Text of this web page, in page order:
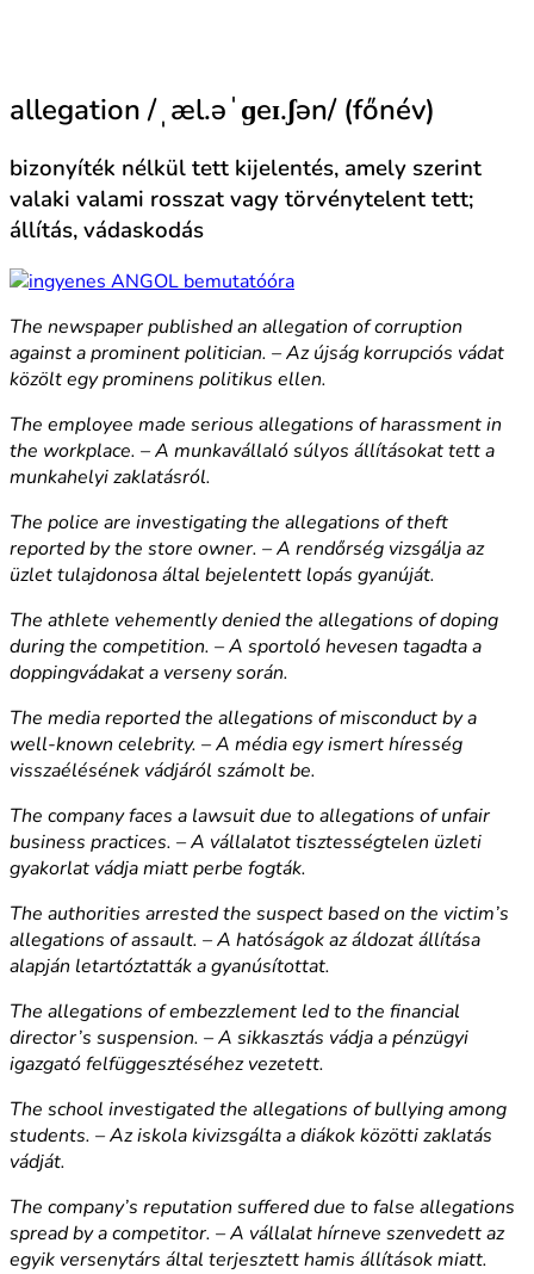
allegation /ˌæl.əˈɡeɪ.ʃən/ (főnév)
bizonyíték nélkül tett kijelentés, amely szerint
valaki valami rosszat vagy törvénytelent tett;
állítás, vádaskodás
The newspaper published an allegation of corruption
against a prominent politician. – Az újság korrupciós vádat
közölt egy prominens politikus ellen.
The employee made serious allegations of harassment in
the workplace. – A munkavállaló súlyos állításokat tett a
munkahelyi zaklatásról.
The police are investigating the allegations of theft
reported by the store owner. – A rendőrség vizsgálja az
üzlet tulajdonosa által bejelentett lopás gyanúját.
The athlete vehemently denied the allegations of doping
during the competition. – A sportoló hevesen tagadta a
doppingvádakat a verseny során.
The media reported the allegations of misconduct by a
well-known celebrity. – A média egy ismert híresség
visszaélésének vádjáról számolt be.
The company faces a lawsuit due to allegations of unfair
business practices. – A vállalatot tisztességtelen üzleti
gyakorlat vádja miatt perbe fogták.
The authorities arrested the suspect based on the victim’s
allegations of assault. – A hatóságok az áldozat állítása
alapján letartóztatták a gyanúsítottat.
The allegations of embezzlement led to the financial
director’s suspension. – A sikkasztás vádja a pénzügyi
igazgató felfüggesztéséhez vezetett.
The school investigated the allegations of bullying among
students. – Az iskola kivizsgálta a diákok közötti zaklatás
vádját.
The company’s reputation suffered due to false allegations
spread by a competitor. – A vállalat hírneve szenvedett az
egyik versenytárs által terjesztett hamis állítások miatt.